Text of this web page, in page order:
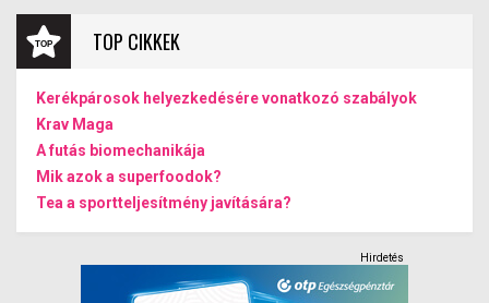
TOP CIKKEK
Kerékpárosok helyezkedésére vonatkozó szabályok
Krav Maga
A futás biomechanikája
Mik azok a superfoodok?
Tea a sportteljesítmény javítására?
Hirdetés